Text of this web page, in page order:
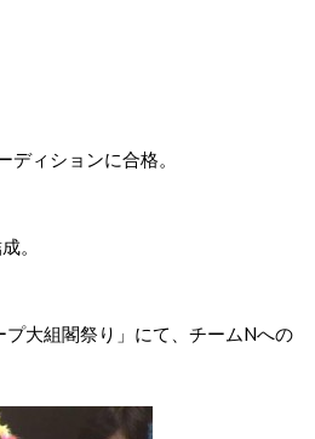
ィションに合格。
。
大組閣祭り」にて、チームNへの